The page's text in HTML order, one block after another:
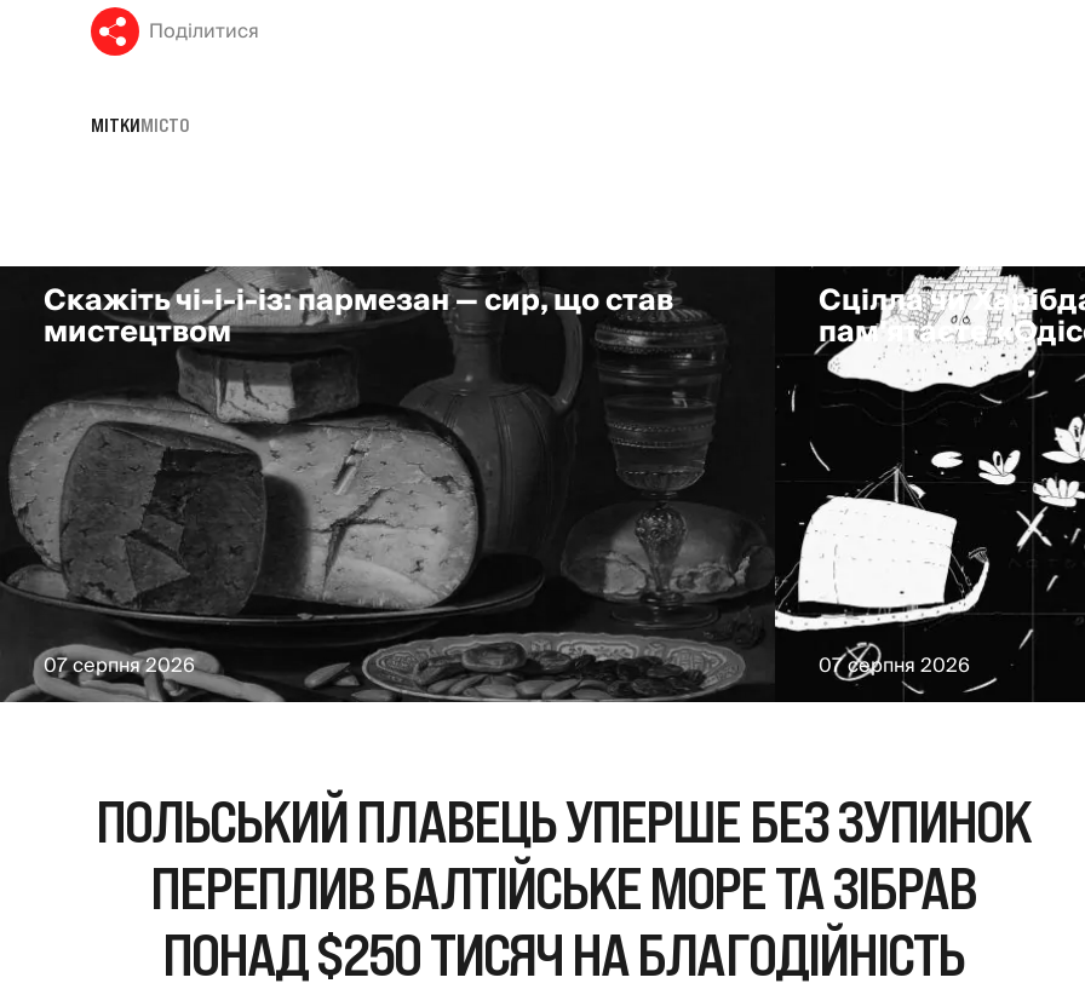
Поділитися
МІТКИМІСТО
Скажіть чі-і-і-із: пармезан — сир, що став
мистецтвом
07 серпня 2026
Сцілла чи
пам'ятаєте
07 серпня 2026
ПОЛЬСЬКИЙ ПЛАВЕЦЬ УПЕРШЕ БЕЗ ЗУПИНОК
ПЕРЕПЛИВ БАЛТІЙСЬКЕ МОРЕ ТА ЗІБРАВ
ПОНАД $250 ТИСЯЧ НА БЛАГОДІЙНІСТЬ